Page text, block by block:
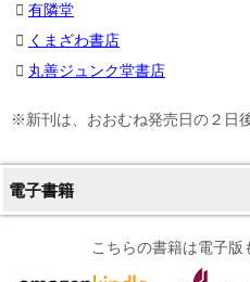
有隣堂
くまざわ書店
丸善ジュンク堂書店
※新刊は、おおむね発売日の２日
電子書籍
こちらの書籍は電子版